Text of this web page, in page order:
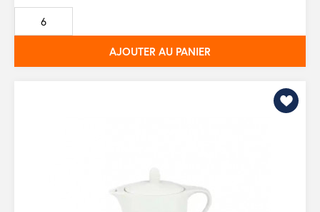
de
base
AJOUTER AU PANIER